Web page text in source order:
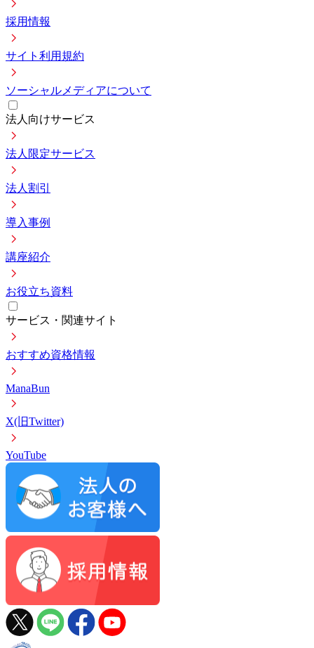
採用情報
サイト利用規約
ソーシャルメディアについて
法人向けサービス
法人限定サービス
法人割引
導入事例
講座紹介
お役立ち資料
サービス・関連サイト
おすすめ資格情報
ManaBun
X(旧Twitter)
YouTube